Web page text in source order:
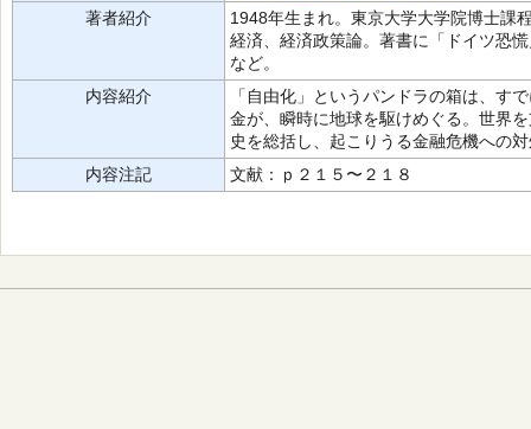
著者紹介
1948年生まれ。東京大学大学院博士課
経済、経済政策論。著書に「ドイツ恐
など。
内容紹介
「自由化」というパンドラの箱は、す
金が、瞬時に地球を駆けめぐる。世界
史を総括し、起こりうる金融危機への
内容注記
文献：ｐ２１５〜２１８